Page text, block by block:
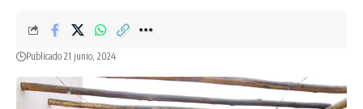
Publicado 21 junio, 2024